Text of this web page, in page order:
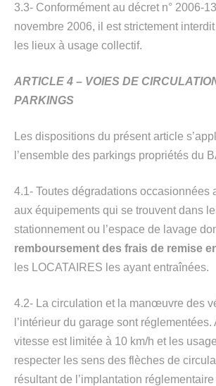
3.3- Conformément au décret n° 2006-
novembre 2006, il est strictement
les lieux à usage collectif.
ARTICLE 4 – VOIES DE
PARKINGS
Les dispositions du présent article
l’ensemble des parkings propriétés du
4.1- Toutes dégradations occasionnées
aux équipements qui se trouvent dans
stationnement ou l’espace de lavage
remboursement des frais de remise
les LOCATAIRES les ayant entraînées.
4.2- La circulation et la manœuvre des
l’intérieur du garage sont réglementées.
vitesse est limitée à 10 km/h et les
respecter les sens des flèches de
résultant de l’implantation